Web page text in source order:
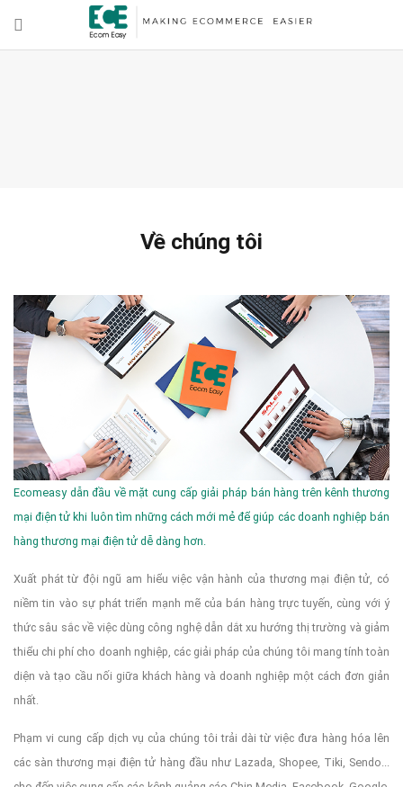
Về chúng tôi
Ecomeasy dẫn đầu về mặt cung cấp giải pháp bán hàng trên kênh thương
mại điện tử khi luôn tìm những cách mới mẻ để giúp các doanh nghiệp bán
hàng thương mại điện tử dễ dàng hơn.
Xuất phát từ đội ngũ am hiểu việc vận hành của thương mại điện tử, có
niềm tin vào sự phát triển mạnh mẽ của bán hàng trực tuyến, cùng với ý
thức sâu sắc về việc dùng công nghệ dẫn dắt xu hướng thị trường và giảm
thiểu chi phí cho doanh nghiệp, các giải pháp của chúng tôi mang tính toàn
diện và tạo cầu nối giữa khách hàng và doanh nghiệp một cách đơn giản
nhất.
Phạm vi cung cấp dịch vụ của chúng tôi trải dài từ việc đưa hàng hóa lên
các sàn thương mại điện tử hàng đầu như Lazada, Shopee, Tiki, Sendo...